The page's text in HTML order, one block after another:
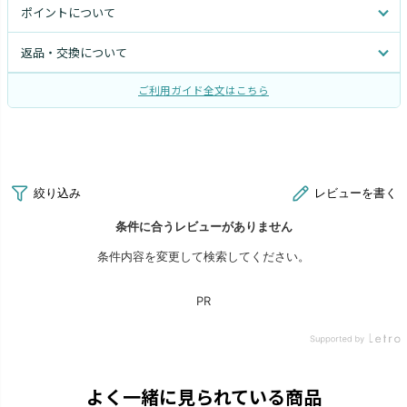
ポイントについて
返品・交換について
ご利用ガイド全文はこちら
よく一緒に見られている商品